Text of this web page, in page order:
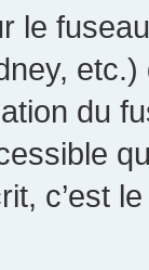
le
du
c’est